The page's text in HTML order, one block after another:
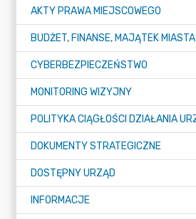
AKTY PRAWA MIEJSCOWEGO
BUDŻET, FINANSE, MAJĄTEK MIASTA
CYBERBEZPIECZEŃSTWO
MONITORING WIZYJNY
DOKUMENTY STRATEGICZNE
DOSTĘPNY URZĄD
INFORMACJE